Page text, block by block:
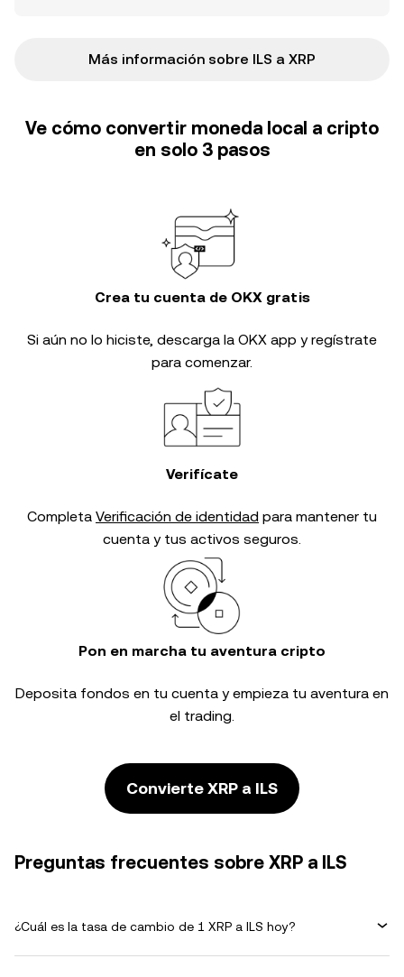
Más información sobre ILS a XRP
Ve cómo convertir moneda local a cripto
en solo 3 pasos
Crea tu cuenta de OKX gratis
Si aún no lo hiciste, descarga la OKX app y regístrate
para comenzar.
Verifícate
Completa Verificación de identidad para mantener tu
cuenta y tus activos seguros.
Pon en marcha tu aventura cripto
Deposita fondos en tu cuenta y empieza tu aventura en
el trading.
Convierte XRP a ILS
Preguntas frecuentes sobre XRP a ILS
¿Cuál es la tasa de cambio de 1 XRP a ILS hoy?